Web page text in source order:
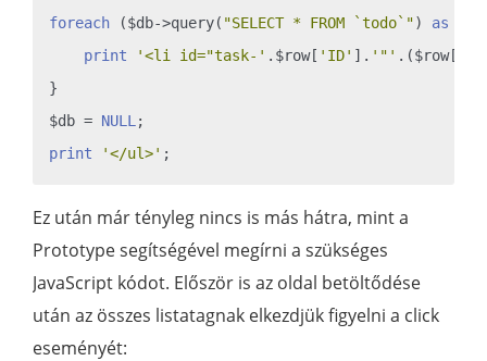
foreach ($db->query( "SELECT * FROM `todo`") as
print
'<li id="task-' .$row[ 'ID' ]. '"' .($row[
}
$db = NULL
print
'</ul>'
Ez után már tényleg nincs is más hátra, mint a
Prototype segítségével megírni a szükséges
JavaScript kódot. Először is az oldal betöltődése
után az összes listatagnak elkezdjük figyelni a click
eseményét: